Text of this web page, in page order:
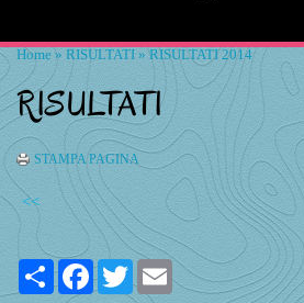
Home » RISULTATI » RISULTATI 2014
RISULTATI
STAMPA PAGINA
<<
Share FacebookTwitterEmail